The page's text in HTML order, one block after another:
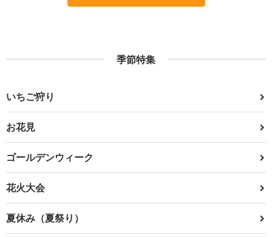
季節特集
いちご狩り
お花見
ゴールデンウィーク
花火大会
夏休み（夏祭り）